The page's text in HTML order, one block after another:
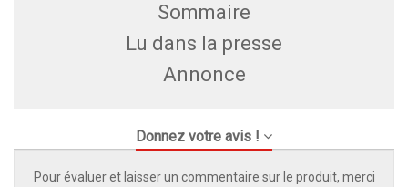
Sommaire
Lu dans la presse
Annonce
Donnez votre avis !
Pour évaluer et laisser un commentaire sur le produit, merci